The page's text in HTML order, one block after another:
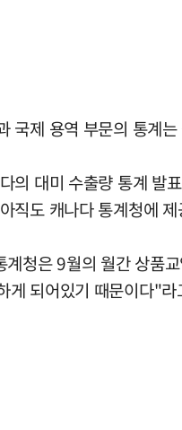
국제 용역 부문의 통계
의 대미 수출량 통계 발
직도 캐나다 통계청에
청은 9월의 월간 상품
게 되어있기 때문이다"